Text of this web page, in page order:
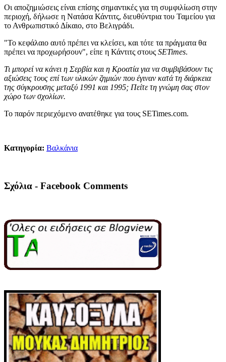
Οι αποζημιώσεις είναι επίσης σημαντικές για τη συμφιλίωση στην
περιοχή, δήλωσε η Νατάσα Κάντιτς, διευθύντρια του Ταμείου για
το Ανθρωπιστικό Δίκαιο, στο Βελιγράδι.
"Το κεφάλαιο αυτό πρέπει να κλείσει, και τότε τα πράγματα θα
πρέπει να προχωρήσουν", είπε η Κάντιτς στους SETimes.
Τι μπορεί να κάνει η Σερβία και η Κροατία για να συμβιβάσουν τις
αξιώσεις τους επί των υλικών ζημιών που έγιναν κατά τη διάρκεια
της σύγκρουσης μεταξύ 1991 και 1995; Πείτε τη γνώμη σας στον
χώρο των σχολίων.
Το παρόν περιεχόμενο ανατέθηκε για τους SETimes.com.
Κατηγορία: Βαλκάνια
Σχόλια - Facebook Comments